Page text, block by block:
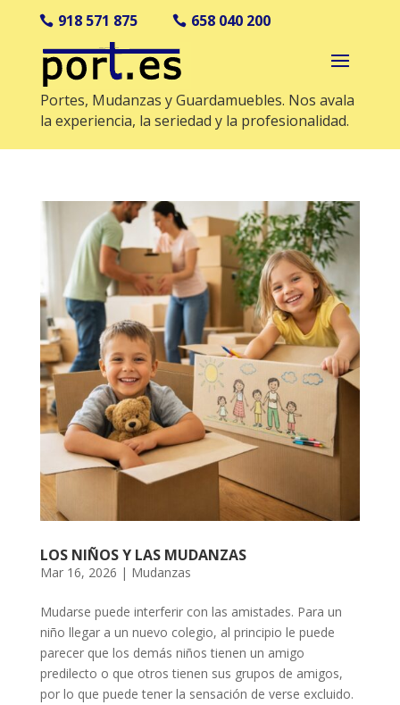
918 571 875 658 040 200
Portes, Mudanzas y Guardamuebles. Nos avala
la experiencia, la seriedad y la profesionalidad.
LOS NIÑOS Y LAS MUDANZAS
Mar 16, 2026 | Mudanzas
Mudarse puede interferir con las amistades. Para un
niño llegar a un nuevo colegio, al principio le puede
parecer que los demás niños tienen un amigo
predilecto o que otros tienen sus grupos de amigos,
por lo que puede tener la sensación de verse excluido.